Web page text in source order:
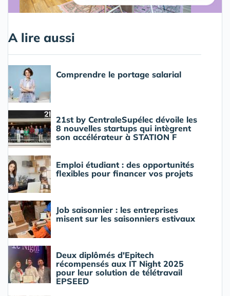
A lire aussi
Comprendre le portage salarial
21st by CentraleSupélec dévoile les
8 nouvelles startups qui intègrent
son accélérateur à STATION F
Emploi étudiant : des opportunités
flexibles pour financer vos projets
Job saisonnier : les entreprises
misent sur les saisonniers estivaux
Deux diplômés d'Epitech
récompensés aux IT Night 2025
pour leur solution de télétravail
EPSEED